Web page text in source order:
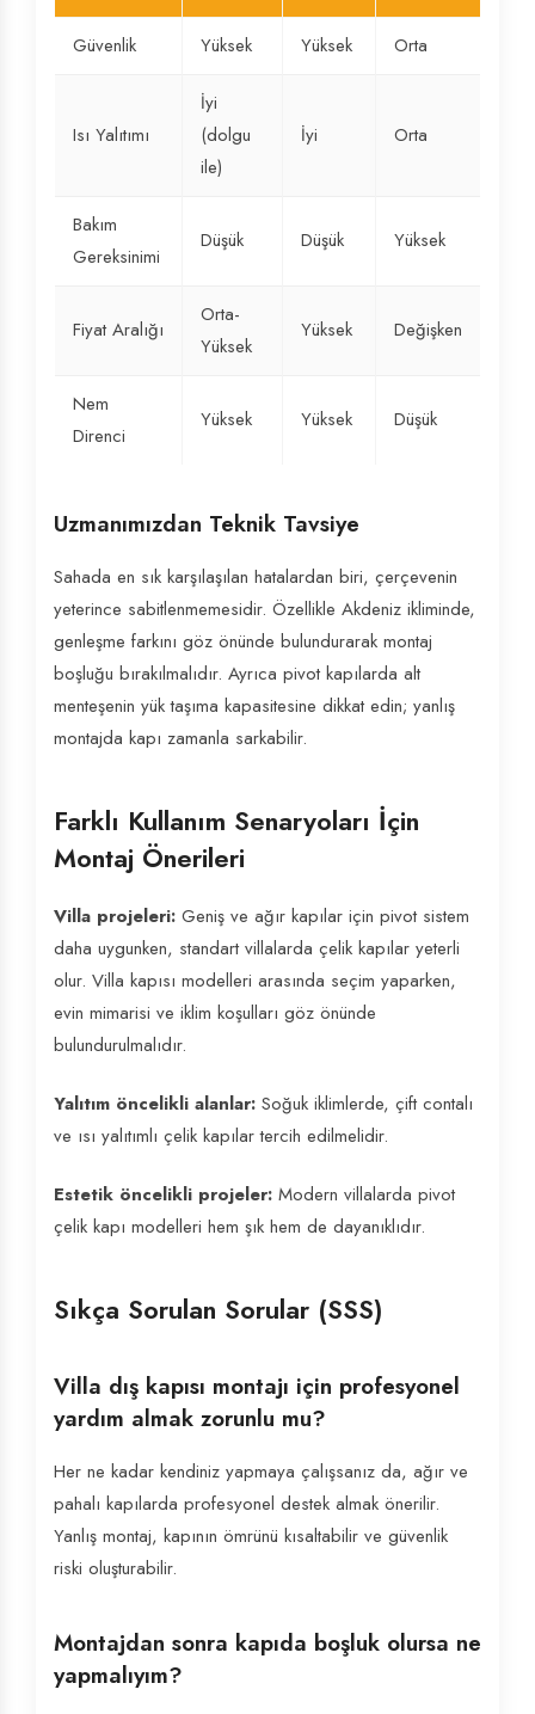
Güvenlik Yüksek Yüksek Orta
Isı Yalıtımı
İyi
(dolgu
ile)
İyi Orta
Bakım
Gereksinimi
Düşük Düşük Yüksek
Fiyat Aralığı
Orta-
Yüksek
Yüksek Değişken
Nem
Direnci
Yüksek Yüksek Düşük
Uzmanımızdan Teknik Tavsiye
Sahada en sık karşılaşılan hatalardan biri, çerçevenin
yeterince sabitlenmemesidir. Özellikle Akdeniz ikliminde,
genleşme farkını göz önünde bulundurarak montaj
boşluğu bırakılmalıdır. Ayrıca pivot kapılarda alt
menteşenin yük taşıma kapasitesine dikkat edin; yanlış
montajda kapı zamanla sarkabilir.
Farklı Kullanım Senaryoları İçin
Montaj Önerileri
Villa projeleri: Geniş ve ağır kapılar için pivot sistem
daha uygunken, standart villalarda çelik kapılar yeterli
olur. Villa kapısı modelleri arasında seçim yaparken,
evin mimarisi ve iklim koşulları göz önünde
bulundurulmalıdır.
Yalıtım öncelikli alanlar: Soğuk iklimlerde, çift contalı
ve ısı yalıtımlı çelik kapılar tercih edilmelidir.
Estetik öncelikli projeler: Modern villalarda pivot
çelik kapı modelleri hem şık hem de dayanıklıdır.
Sıkça Sorulan Sorular (SSS)
Villa dış kapısı montajı için profesyonel
yardım almak zorunlu mu?
Her ne kadar kendiniz yapmaya çalışsanız da, ağır ve
pahalı kapılarda profesyonel destek almak önerilir.
Yanlış montaj, kapının ömrünü kısaltabilir ve güvenlik
riski oluşturabilir.
Montajdan sonra kapıda boşluk olursa ne
yapmalıyım?